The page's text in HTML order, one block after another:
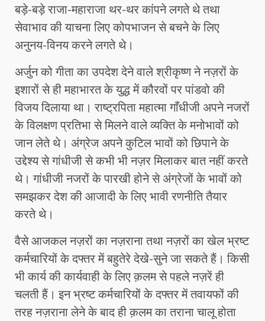
बड़े-बड़े राजा-महाराजा थर-थर कांपने लगते थे तथा
सेवाभाव की याचना लिए कोपभाजन से बचने के लिए
अनुनय-विनय करने लगते थे।
अर्जुन को गीता का उपदेश देने वाले श्रीकृष्ण ने नज़रों के
इशारों से ही महाभारत के युद्ध में कौरवों पर पांडवो की
विजय दिलाया था। राष्ट्रपिता महात्मा गाँधीजी अपने नजरों
के विलक्षण प्रतिभा से मिलने वाले व्यक्ति के मनोभावों को
जान लेते थे। अंग्रेज अपने कुटिल भावों को छिपाने के
उद्देश्य से गांधीजी से कभी भी नज़र मिलाकर बात नहीं करते
थे। गांधीजी नजरों के पारखी होने से अंग्रेजों के भावों को
समझकर देश की आजादी के लिए भावी रणनीति तैयार
करते थे।
वैसे आजकल नज़रों का नज़राना तथा नज़रों का खेल भ्रष्ट
कर्मचारियों के दफ्तर में बहुतेरे देखे-सुने जा सकते हैं। किसी
भी कार्य की कार्यवाही के लिए क़लम से पहले नज़रें ही
चलती हैं। इन भ्रष्ट कर्मचारियों के दफ्तर में तवायफों की
तरह नज़राना लेने के बाद ही क़लम का तराना चालू होता